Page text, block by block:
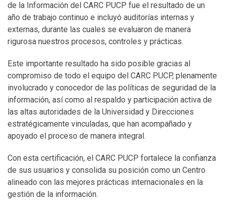
de la Información del CARC PUCP fue el resultado de un
año de trabajo continuo e incluyó auditorías internas y
externas, durante las cuales se evaluaron de manera
rigurosa nuestros procesos, controles y prácticas.
Este importante resultado ha sido posible gracias al
compromiso de todo el equipo del CARC PUCP, plenamente
involucrado y conocedor de las políticas de seguridad de la
información, así como al respaldo y participación activa de
las altas autoridades de la Universidad y Direcciones
estratégicamente vinculadas, que han acompañado y
apoyado el proceso de manera integral.
Con esta certificación, el CARC PUCP fortalece la confianza
de sus usuarios y consolida su posición como un Centro
alineado con las mejores prácticas internacionales en la
gestión de la información.